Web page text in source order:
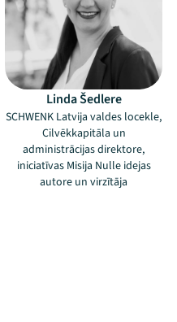
Linda Šedlere
SCHWENK Latvija valdes locekle,
Cilvēkkapitāla un
administrācijas direktore,
iniciatīvas Misija Nulle idejas
autore un virzītāja